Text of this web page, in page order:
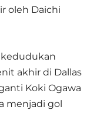
oleh Daichi
akhir di Dallas
Koki Ogawa
menjadi gol